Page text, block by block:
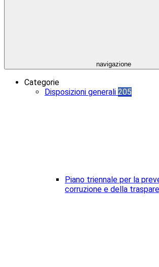
navigazione
Categorie
Disposizioni generali 205
Piano triennale per la
corruzione e della